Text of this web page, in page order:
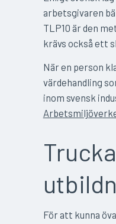
arbetsgivaren
TLP10 är den
krävs också ett
När en person
värdehandling
inom svensk
För att kunna